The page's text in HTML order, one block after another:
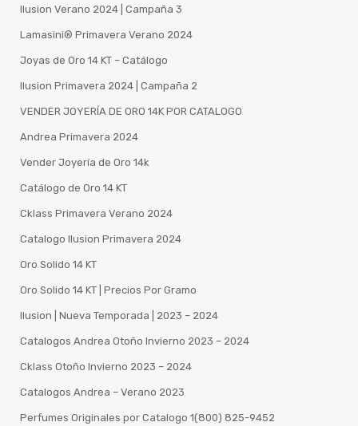
Ilusion Verano 2024 | Campaña 3
Lamasini®️ Primavera Verano 2024
Joyas de Oro 14 KT – Catálogo
Ilusion Primavera 2024 | Campaña 2
VENDER JOYERÍA DE ORO 14K POR CATALOGO
Andrea Primavera 2024
Vender Joyería de Oro 14k
Catálogo de Oro 14 KT
Cklass Primavera Verano 2024
Catalogo Ilusion Primavera 2024
Oro Solido 14 KT
Oro Solido 14 KT | Precios Por Gramo
Ilusion | Nueva Temporada | 2023 – 2024
Catalogos Andrea Otoño Invierno 2023 – 2024
Cklass Otoño Invierno 2023 – 2024
Catalogos Andrea – Verano 2023
Perfumes Originales por Catalogo 1(800) 825-9452